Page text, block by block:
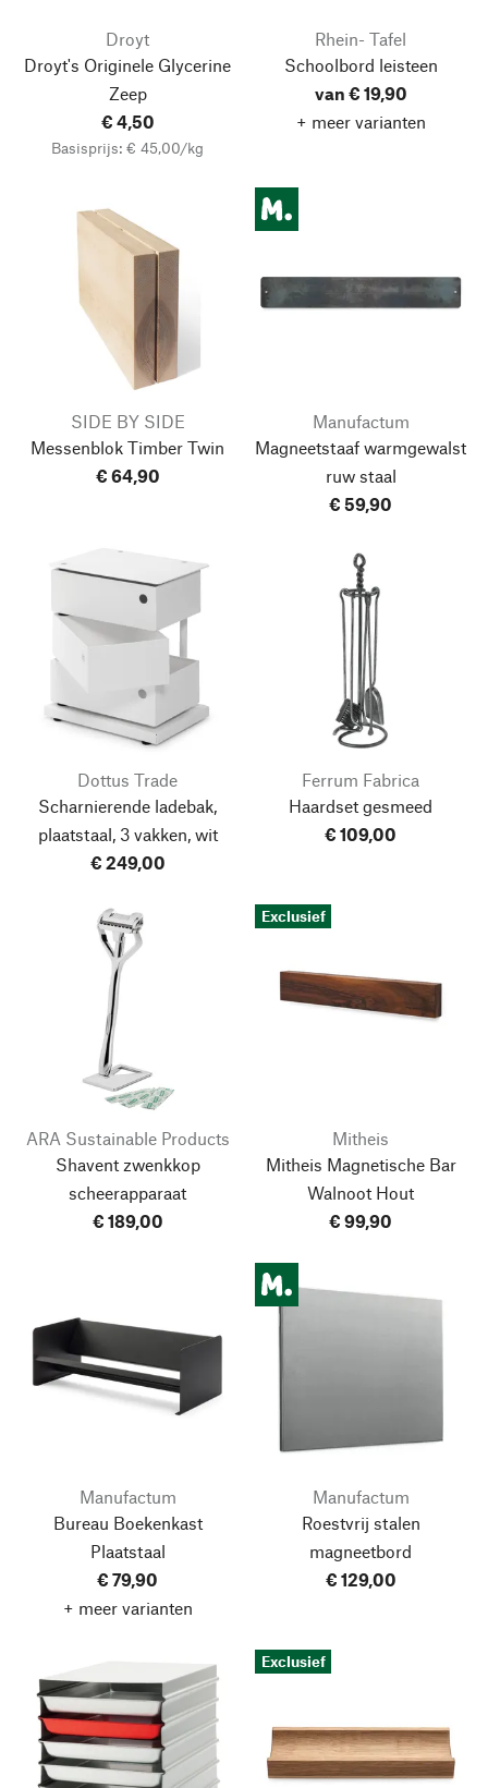
Droyt
Droyt's Originele Glycerine
Zeep
€ 4,50
Basisprijs: € 45,00/kg
Rhein- Tafel
Schoolbord leisteen
van € 19,90
+ meer varianten
SIDE BY SIDE
Messenblok Timber Twin
€ 64,90
Manufactum
Magneetstaaf warmgewalst
ruw staal
€ 59,90
Dottus Trade
Scharnierende ladebak,
plaatstaal, 3 vakken, wit
€ 249,00
Ferrum Fabrica
Haardset gesmeed
€ 109,00
ARA Sustainable Products
Shavent zwenkkop
scheerapparaat
€ 189,00
Exclusief
Mitheis
Mitheis Magnetische Bar
Walnoot Hout
€ 99,90
Manufactum
Bureau Boekenkast
Plaatstaal
€ 79,90
+ meer varianten
Manufactum
Roestvrij stalen
magneetbord
€ 129,00
Exclusief